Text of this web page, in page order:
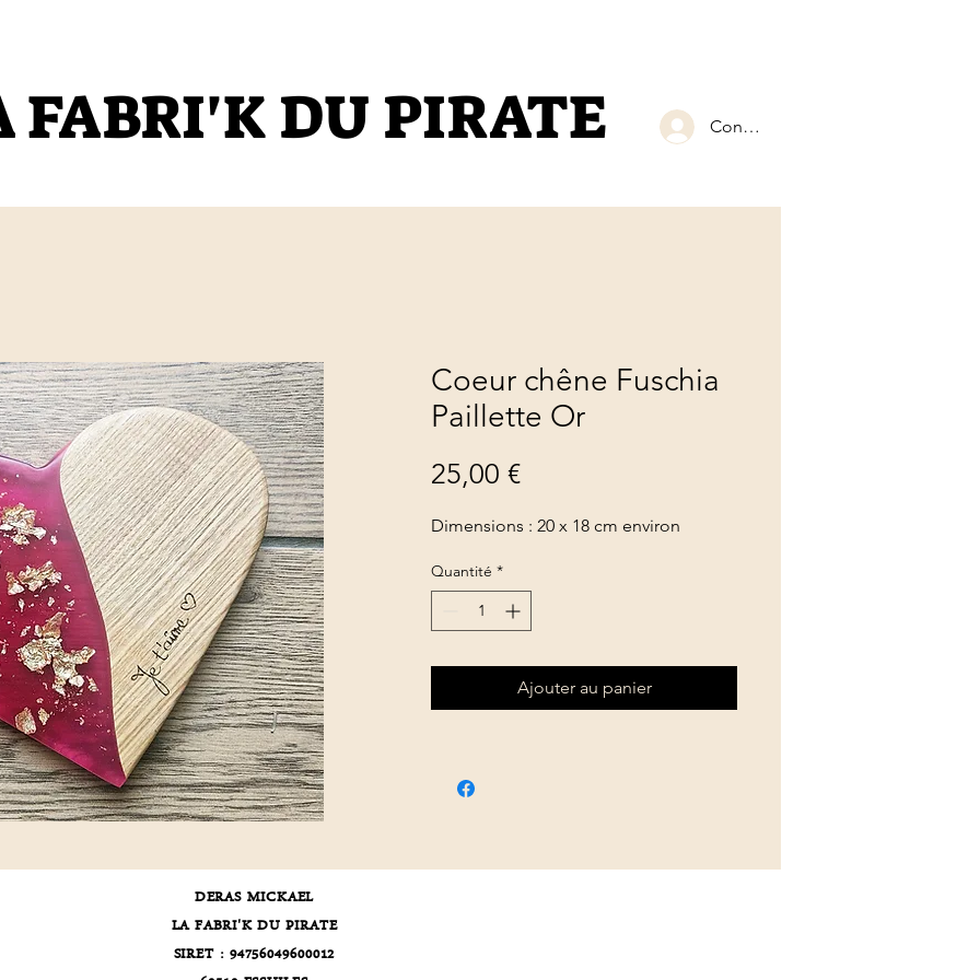
FABRI'K DU PIRATE Connexion
Coeur chêne Fuschia
Paillette Or
25,00 €Prix
Dimensions : 20 x 18 cm environ
Quantité *
Ajouter au panier
DERAS MICKAEL
LA FABRI'K DU PIRATE
SIRET : 94756049600012